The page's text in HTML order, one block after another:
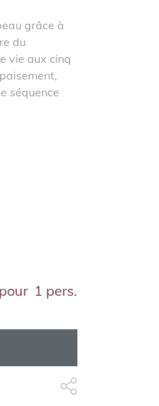
grâce à
du
vie aux cinq
séquence
pour 1 pers.